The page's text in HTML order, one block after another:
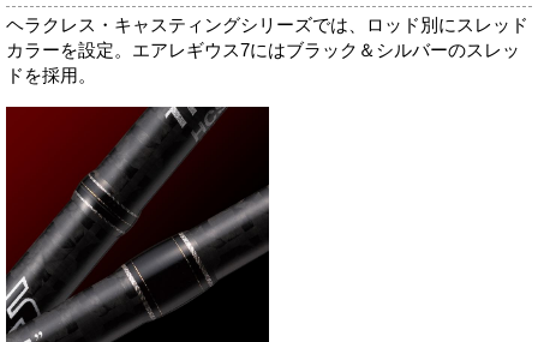
ヘラクレス・キャスティングシリーズでは、ロッド別にスレッド
カラーを設定。エアレギウス7にはブラック＆シルバーのスレッ
ドを採用。